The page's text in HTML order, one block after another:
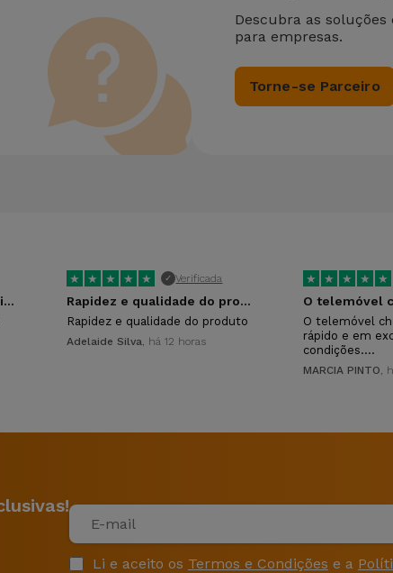
Descubra as
para empresas.
Torne-se Parceiro
Ótimo atendimento e servico
★ ★ ★ ★ ★ ✓ Verificada
Rapidez e qualidade do produto
Rapidez e qualidade do produto
Adelaide Silva, há 12 horas
★ ★ ★ ★ ★
O telemóvel
rápido e em
condições.…
MARCIA PINTO,
Li e aceito os Termos e Condições e a